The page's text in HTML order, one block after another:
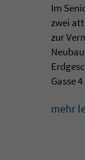
Im
zwei
zur
Gasse
mehr